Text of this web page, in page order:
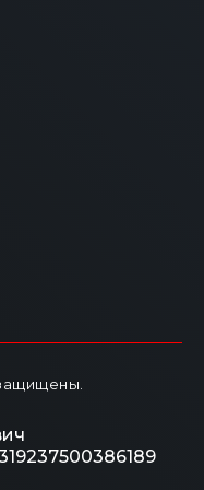
партнером он
и выгодным. Чтобы
и правил,
Мы